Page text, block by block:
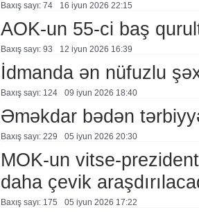
Baxış sayı: 74 16 i̇yun 2026 22:15
AOK-un 55-ci baş
Baxış sayı: 93 12 i̇yun 2026 16:39
İdmanda ən nüfuzlu
Baxış sayı: 124 09 i̇yun 2026 18:40
Əməkdar bədən
Baxış sayı: 229 05 i̇yun 2026 20:30
MOK-un vitse-
daha çevik
Baxış sayı: 175 05 i̇yun 2026 17:22